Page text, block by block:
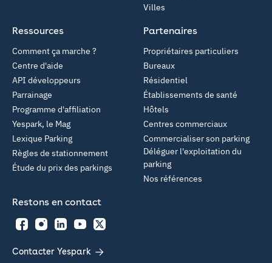
Villes
Partenaires
Propriétaires particuliers
Bureaux
Résidentiel
Établissements de santé
Hôtels
Centres commerciaux
Commercialiser son parking
Déléguer l'exploitation du
parking
Nos références
Ressources
Comment ça marche ?
Centre d'aide
API développeurs
Parrainage
Programme d'affiliation
Yespark, le Mag
Lexique Parking
Règles de stationnement
Étude du prix des parkings
Restons en contact
FacebookInstagramLinkedInYouTubeTwitter
Contacter Yespark